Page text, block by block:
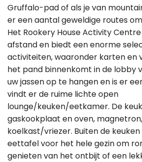
Gruffalo-pad of als je van
er een aantal geweldige routes
Het Rookery House Activity
afstand en biedt een enorme
activiteiten, waaronder karten en
het pand binnenkomt in de lobby
uw jassen op te hangen en is er
vindt er de ruime lichte open
lounge/keuken/eetkamer. De
gaskookplaat en oven,
koelkast/vriezer. Buiten de
eettafel voor het hele gezin om
genieten van het ontbijt of een